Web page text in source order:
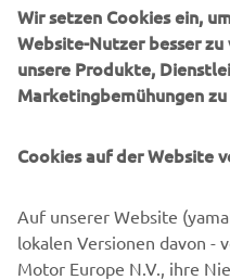
2. / 3. August:Wäller-
Mengerskirchen
4. / 5. August:Camping-
Träumen 1A, 34516 Vöhl-
Bereit für die Welle der
Schlauchboote mit den
Eletroantrieben mit
freuen uns auf dich!
Wir setzen Cookies ein,
Website-Nutzer besser
unsere Produkte,
Marketingbemühungen
Cookies auf der Website
Auf unserer Website
lokalen Versionen davon -
Motor Europe N.V., ihre